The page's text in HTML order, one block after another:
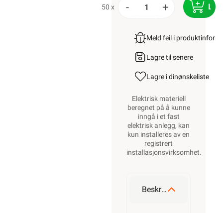
50 x - +
Meld feil i
Lagre til senere
Lagre i dinønskeliste
Elektrisk materiell
beregnet på å kunne
inngå i et fast
elektrisk anlegg, kan
kun installeres av en
registrert
installasjonsvirksomhet.
Beskrivelse